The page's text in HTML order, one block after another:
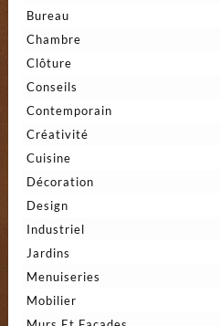
Bureau
Chambre
Clôture
Conseils
Contemporain
Créativité
Cuisine
Décoration
Design
Industriel
Jardins
Menuiseries
Mobilier